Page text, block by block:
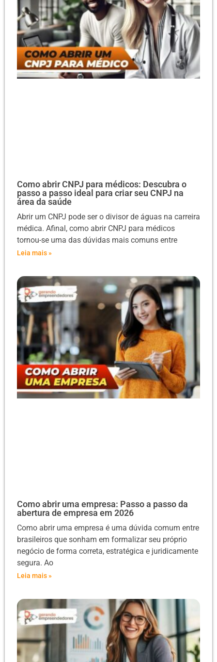
Como abrir CNPJ para médicos: Descubra o
passo a passo ideal para criar seu CNPJ na
área da saúde
Abrir um CNPJ pode ser o divisor de águas na carreira
médica. Afinal, como abrir CNPJ para médicos
tornou-se uma das dúvidas mais comuns entre
Leia mais »
Como abrir uma empresa: Passo a passo da
abertura de empresa em 2026
Como abrir uma empresa é uma dúvida comum entre
brasileiros que sonham em formalizar seu próprio
negócio de forma correta, estratégica e juridicamente
segura. Ao
Leia mais »